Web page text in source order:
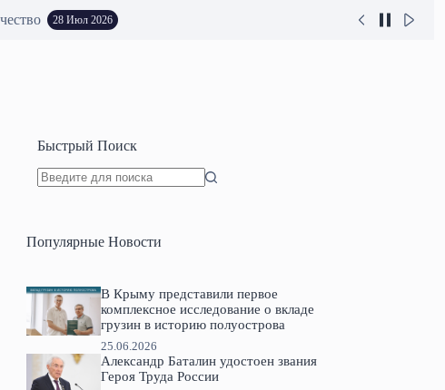
28 Июл 2026
Быстрый Поиск
Популярные Новости
В Крыму представили первое
комплексное исследование о вкладе
грузин в историю полуострова
25.06.2026
Александр Баталин удостоен звания
Героя Труда России